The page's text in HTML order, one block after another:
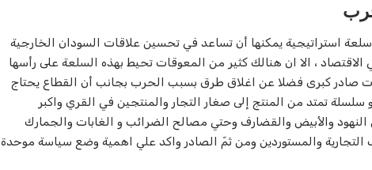
استراتيجية يمكنها أن تساعد في تحسين علاقات السودان الخارجية
، الا ان هنالك كثير من المعوقات تحيط بهذه السلعة على رأسها
صادر كبرى فضلا عن اغلاق طرق بسبب الحرب بجانب أن القطاع يحتاج
سلسلة تمتد من المنتج إلى صغار التجار والمنتجين في القري واكبر
النهود والأبيض والقضارف وحتي مصالح الضرائب و الغابات والجمارك
التجارية والمستوردين ومن ثمّ الصادر واكد علي اهمية وضع سياسة موحدة